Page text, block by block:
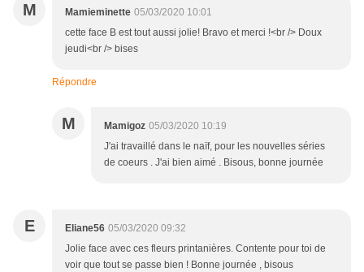
M Mamieminette 05/03/2020 10:01
cette face B est tout aussi jolie! Bravo et merci !<br /> Doux
jeudi<br /> bises
Répondre
M Mamigoz 05/03/2020 10:19
J'ai travaillé dans le naïf, pour les nouvelles séries
de coeurs . J'ai bien aimé . Bisous, bonne journée
E Eliane56 05/03/2020 09:32
Jolie face avec ces fleurs printanières. Contente pour toi de
voir que tout se passe bien ! Bonne journée , bisous